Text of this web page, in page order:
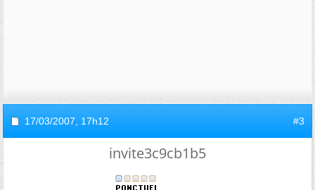
17/03/2007, 17h12 #3
invite3c9cb1b5